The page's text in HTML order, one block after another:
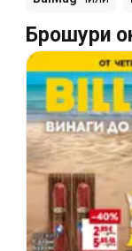
Брошури